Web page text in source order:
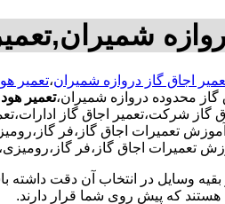
اجاق گاز دروازه شمیران،تعمیر
گاز محدوده دروازه شمیران،تعمیر
گاز شرکت،تعمیر اجاق گاز
تعمیرات اجاق گاز،فر
تعمیرات اجاق گاز،فر
وسایل در انتخاب آن دقت
هستند که پیش روی شما قرار دارند.